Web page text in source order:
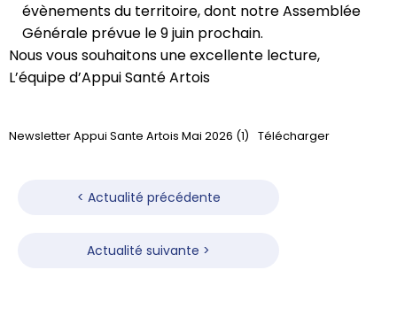
évènements du territoire, dont notre Assemblée
Générale prévue le 9 juin prochain.
Nous vous souhaitons une excellente lecture,
L’équipe d’Appui Santé Artois
Newsletter Appui Sante Artois Mai 2026 (1) Télécharger
< Actualité précédente
Actualité suivante >